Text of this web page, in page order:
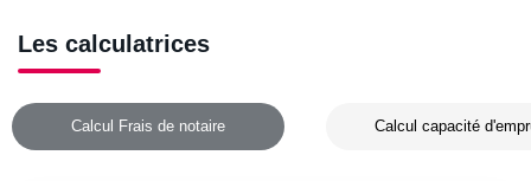
Les calculatrices
Calcul Frais de notaire Calcul capacité